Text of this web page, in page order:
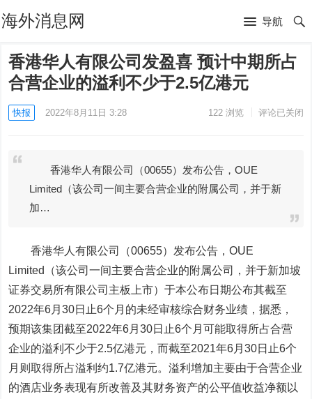
海外消息网 导航
香港华人有限公司发盈喜 预计中期所占
合营企业的溢利不少于2.5亿港元
快报 2022年8月11日 3:28 122浏览 评论已关闭
香港华人有限公司（00655）发布公告，OUE
Limited（该公司一间主要合营企业的附属公司，并于新
加…
香港华人有限公司
（00655）发布公告，OUE
Limited（该公司一间主要合营企业的附属公司，并于新加坡
证券交易所有限公司主板上市）于本公布日期公布其截至
2022年6月30日止6个月的未经审核综合财务业绩，据悉，
预期该集团截至2022年6月30日止6个月可能取得所占合营
企业的溢利不少于2.5亿港元，而截至2021年6月30日止6个
月则取得所占溢利约1.7亿港元。溢利增加主要由于合营企业
的酒店业务表现有所改善及其财务资产的公平值收益净额以